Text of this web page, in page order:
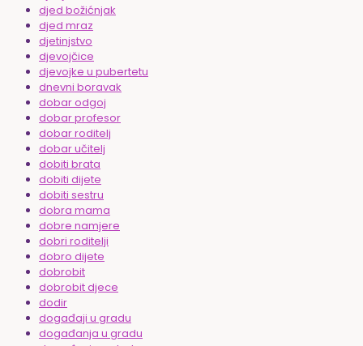
djed božićnjak
djed mraz
djetinjstvo
djevojčice
djevojke u pubertetu
dnevni boravak
dobar odgoj
dobar profesor
dobar roditelj
dobar učitelj
dobiti brata
dobiti dijete
dobiti sestru
dobra mama
dobre namjere
dobri roditelji
dobro dijete
dobrobit
dobrobit djece
dodir
događaji u gradu
događanja u gradu